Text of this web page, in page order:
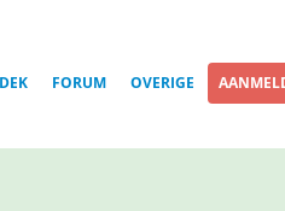
FORUM OVERIGE